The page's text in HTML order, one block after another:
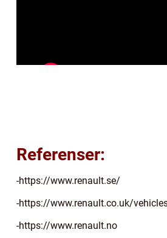
Referenser:
-https://www.renault.se/
-https://www.renault.co.uk/
-https://www.renault.no